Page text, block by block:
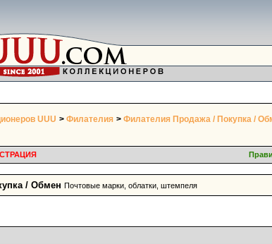
UUU > Филателия > Филателия Продажа / Покупка /
/ Обмен Почтовые марки, облатки, штемпеля